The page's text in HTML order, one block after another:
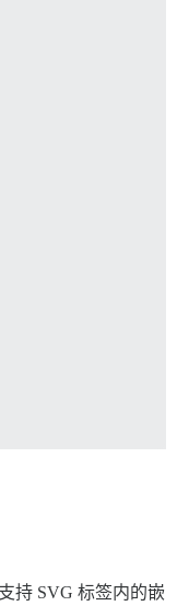
持 SVG 标签内的嵌